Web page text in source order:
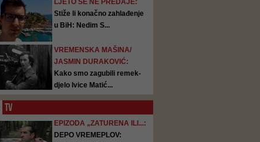
LJETO SE NE PREDAJE:
Stiže li konačno zahlađenje
u BiH: Nedim S...
VREMENSKA MAŠINA/
JASMIN DURAKOVIĆ:
Kako smo zagubili remek-
djelo Ivice Matić...
TV
EPIZODA „ZATURENA ILI...:
DEPO VREMEPLOV: